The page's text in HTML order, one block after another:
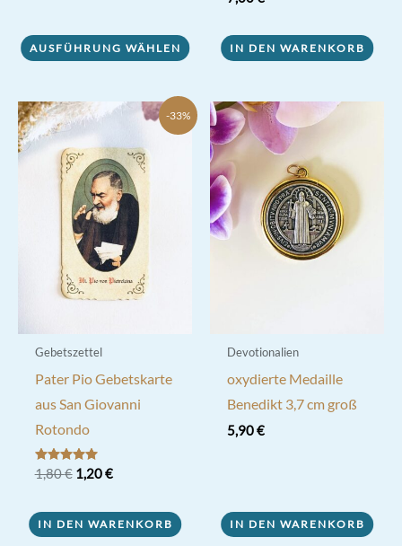
AUSFÜHRUNG WÄHLEN
weist
Varianten
auf.
Die
Optionen
können
Produktseite
gewählt
5.00
IN DEN WARENKORB
-33%
Gebetszettel
Pater Pio Gebetskarte
aus San Giovanni
Rotondo
Bewertet mit
5.00
1,80€ Ursprünglicher
1,80 €
1,20€Aktueller
1,20 €.
IN DEN WARENKORB
Devotionalien
oxydierte Medaille
Benedikt 3,7 cm groß
5,90€
IN DEN WARENKORB